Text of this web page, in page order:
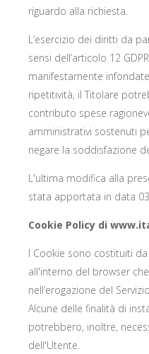
riguardo alla richiesta.
L’esercizio dei diritti da
sensi dell’articolo 12
manifestamente
ripetitività, il Titolare
contributo spese
amministrativi sostenuti
negare la soddisfazione
L'ultima modifica alla
stata apportata in data
Cookie Policy di
I Cookie sono costituiti
all'interno del browser
nell’erogazione del
Alcune delle finalità di
potrebbero, inoltre,
dell'Utente.